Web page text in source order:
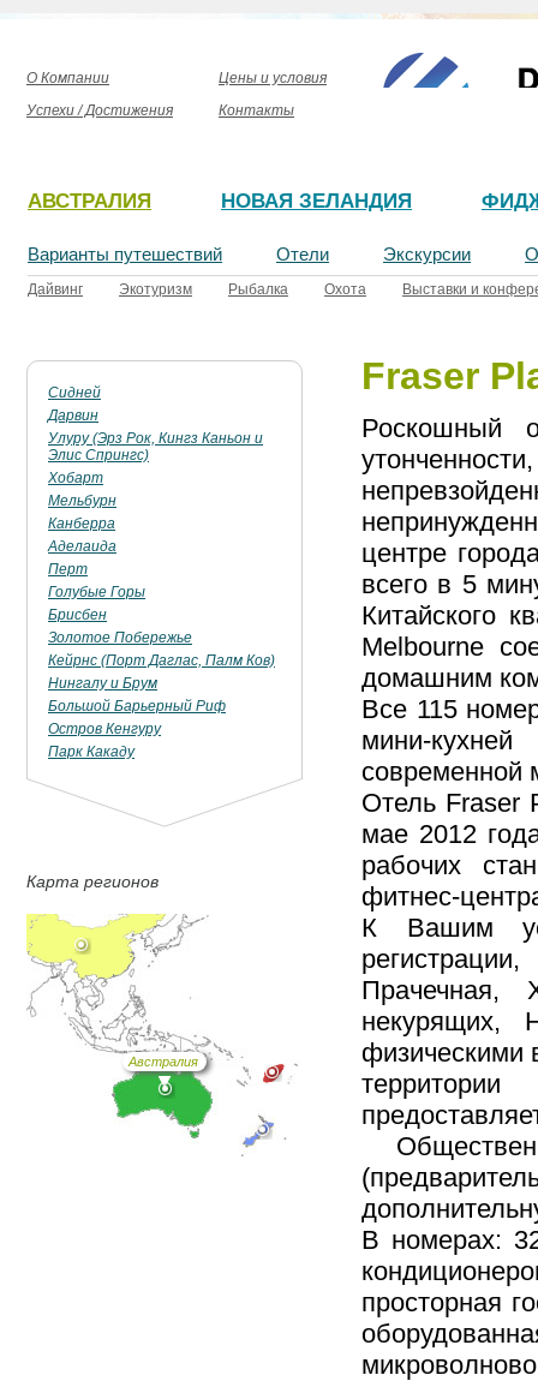
О Компании
Цены и условия
Успехи / Достижения
Контакты
АВСТРАЛИЯ
Варианты путешествий
Дайвинг Экотуризм Рыбалка Охота Выставки и
Отели Экскурсии
НОВАЯ ЗЕЛАНДИЯ
Сидней
Дарвин
Улуру (Эрз Рок, Кингз Каньон и
Элис Спрингс)
Хобарт
Мельбурн
Канберра
Аделаида
Перт
Голубые Горы
Брисбен
Золотое Побережье
Кейрнс (Порт Даглас, Палм Ков)
Нингалу и Брум
Большой Барьерный Риф
Остров Кенгуру
Парк Какаду
Карта регионов
Австралия
Fraser
Роскошный
центре
всего в 5
Китайского
Melbourne
домашним
Все 115
мини-
современной
Отель Fraser
мае 2012
рабочих
фитнес-
К Вашим
Прачечная,
некурящих,
физическими
В номерах:
просторная